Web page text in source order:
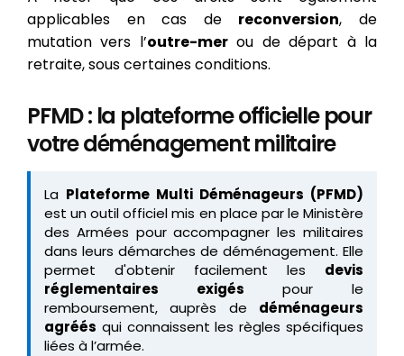
applicables en cas de reconversion, de
mutation vers l’outre-merou de départ à la
retraite, sous certaines conditions.
PFMD : la plateforme officielle pour
votre déménagement militaire
La Plateforme Multi Déménageurs (PFMD)
est un outil officiel mis en place par le Ministère
des Armées pour accompagner les militaires
dans leurs démarches de déménagement. Elle
permet d'obtenir facilement les devis
réglementaires exigés pour le
remboursement, auprès de déménageurs
agréés qui connaissent les règles spécifiques
liées à l’armée.